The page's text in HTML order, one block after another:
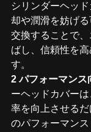
シリンダーヘッ
却や潤滑を妨げる
交換することで
ばし、信頼性を
す。
2 パフォーマンス
ーヘッドカバー
率を向上させる
のパフォーマン